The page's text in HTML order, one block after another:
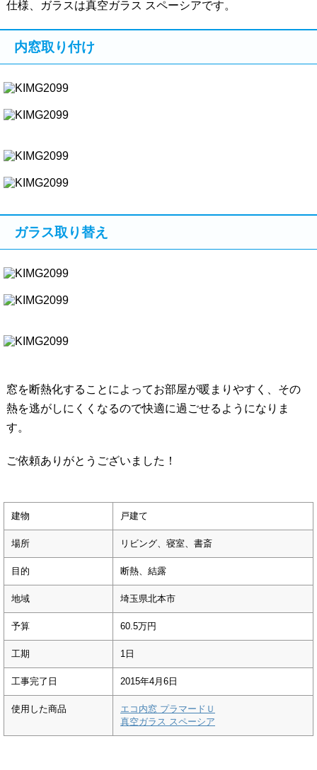
仕様、ガラスは真空ガラス スペーシアです。
内窓取り付け
ガラス取り替え
窓を断熱化することによってお部屋が暖まりやすく、その
熱を逃がしにくくなるので快適に過ごせるようになりま
す。
ご依頼ありがとうございました！
建物 戸建て
場所 リビング、寝室、書斎
目的 断熱、結露
地域 埼玉県北本市
予算 60.5万円
工期 1日
工事完了日 2015年4月6日
使用した商品
エコ内窓 プラマードＵ
真空ガラス スペーシア